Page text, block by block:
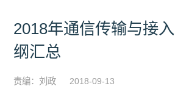
2018年通信传输与接
纲汇总
责编：刘政 2018-09-13